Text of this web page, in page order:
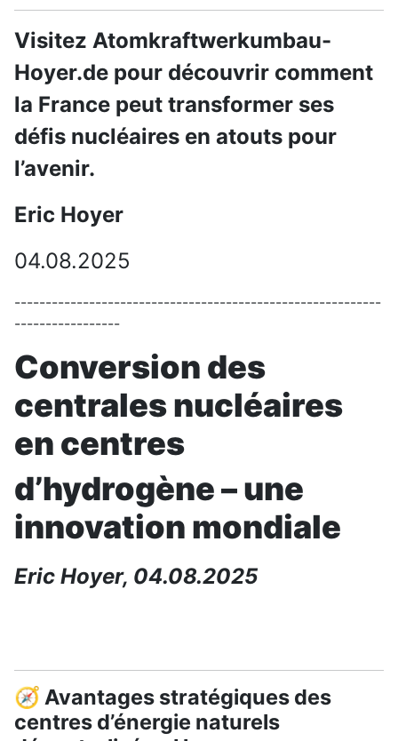
Visitez Atomkraftwerkumbau-
Hoyer.de pour découvrir comment
la France peut transformer ses
défis nucléaires en atouts pour
l’avenir.
Eric Hoyer
04.08.2025
-----------------------------------------------------------
-----------------
Conversion des
centrales nucléaires
en centres
d’hydrogène – une
innovation mondiale
Eric Hoyer, 04.08.2025
🧭 Avantages stratégiques des
centres d’énergie naturels